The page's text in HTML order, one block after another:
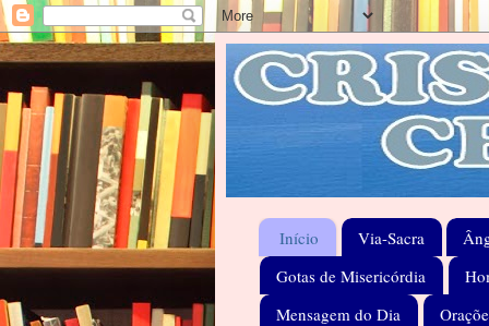
Início Via-Sacra
Gotas de Misericórdia
Mensagem do Dia